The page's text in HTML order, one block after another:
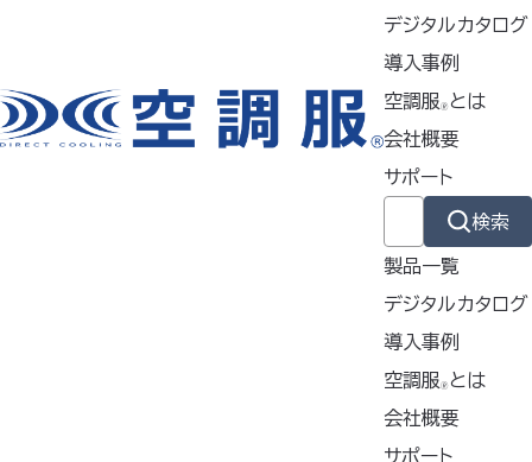
デジタルカタログ
導入事例
空調服🄬 とは
会社概要
サポート
検索
製品一覧
デジタルカタログ
導入事例
導入事例
共同開発
工場シミュレーシ
空調服🄬 とは
空調服 ®とは
開発秘話
会社概要
企業理念
サポート
防爆エリアでの使用を考慮したスターターキット
現場環境に配慮した設計で、作業時の快